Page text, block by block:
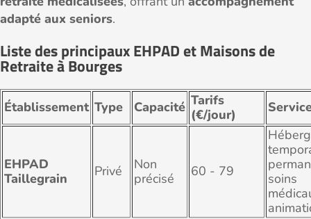
adapté aux seniors.
Liste des principaux EHPAD et Maisons de
Retraite à Bourges
Établissement Type Capacité Tarifs
(€/jour)
EHPAD
Taillegrain
Privé
Non
précisé
60 - 79
soins